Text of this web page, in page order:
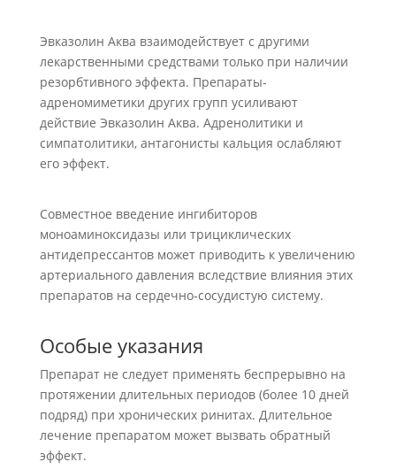
Эвказолин Аква взаимодействует с другими
лекарственными средствами только при наличии
резорбтивного эффекта. Препараты-
адреномиметики других групп усиливают
действие Эвказолин Аква. Адренолитики и
симпатолитики, антагонисты кальция ослабляют
его эффект.
Совместное введение ингибиторов
моноаминоксидазы или трициклических
антидепрессантов может приводить к увеличению
артериального давления вследствие влияния этих
препаратов на сердечно-сосудистую систему.
Особые указания
Препарат не следует применять беспрерывно на
протяжении длительных периодов (более 10 дней
подряд) при хронических ринитах. Длительное
лечение препаратом может вызвать обратный
эффект.